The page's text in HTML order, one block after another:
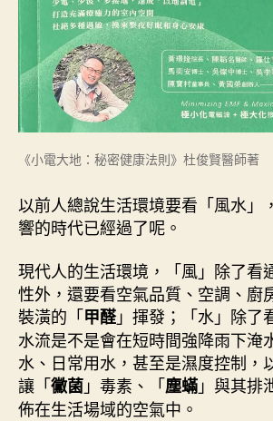
《小電大地：秘密健康法則》杜俊賢醫師著
以前人總說生活環境要看「風水」
響的時代已經過了呢。
現代人的生活環境，「風」除了看
性外，還要看空氣品質、空調、廚
裝潢的「甲醛」揮發；「水」除了
水流是不是會在短時間強降雨下淹
水、日常用水，甚至是濕度控制，
讓「黴菌」毒素、「塵蟎」與其排
佈在生活場域的空氣中。